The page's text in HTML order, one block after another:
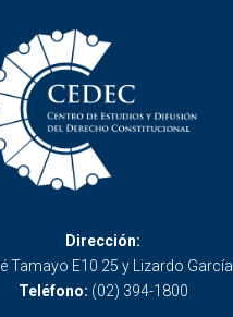
Dirección:
Tamayo E10 25 y Lizardo García
Teléfono: (02) 394-1800